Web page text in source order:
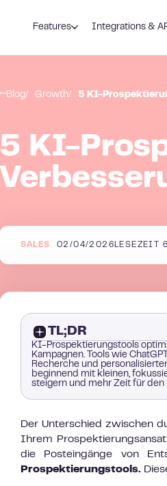
Features Integrations &
Blog Growth 5 KI-
5 KI-
SALES 02/04/2026 LESEZEIT 6
TL;DR
KI-Prospektierungstools
Kampagnen. Tools wie
Recherche und
beginnend mit kleinen,
steigern und mehr Zeit für den
Der Unterschied zwischen
Ihrem
die Posteingänge von
Prospektierungstools.